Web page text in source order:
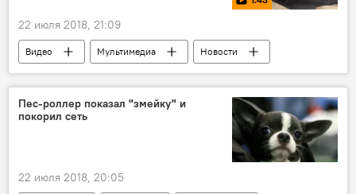
22 июля 2018, 21:09
Видео Мультимедиа
Новости
Волгоград
Пес-роллер показал "змейку" и
покорил сеть
22 июля 2018, 20:05